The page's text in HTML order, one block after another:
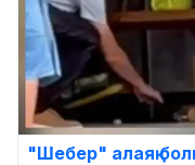
"Шебер" алаяқ